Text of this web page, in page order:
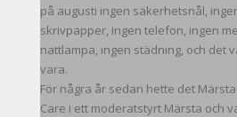
på augusti ingen säkerhetsnål,
skrivpapper, ingen telefon, ingen
nattlampa, ingen städning, och det
vara.
För några år sedan hette det
Care i ett moderatstyrt Märsta och